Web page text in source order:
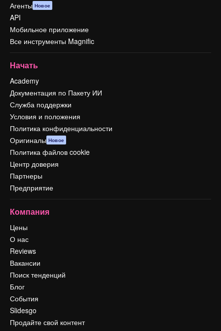
Агенты Новое
API
Мобильное приложение
Все инструменты Magnific
Начать
Academy
Документация по Пакету ИИ
Служба поддержки
Условия и положения
Политика конфиденциальности
Оригиналы Новое
Политика файлов cookie
Центр доверия
Партнеры
Предприятие
Компания
Цены
О нас
Reviews
Вакансии
Поиск тенденций
Блог
События
Slidesgo
Продайте свой контент